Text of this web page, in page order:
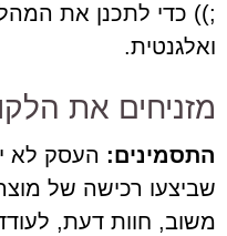
;)) כדי לתכנן את
ואלגנטית.
מזניחים את
התסמינים: העסק לא
שביצעו רכישה של
משוב, חוות דעת,